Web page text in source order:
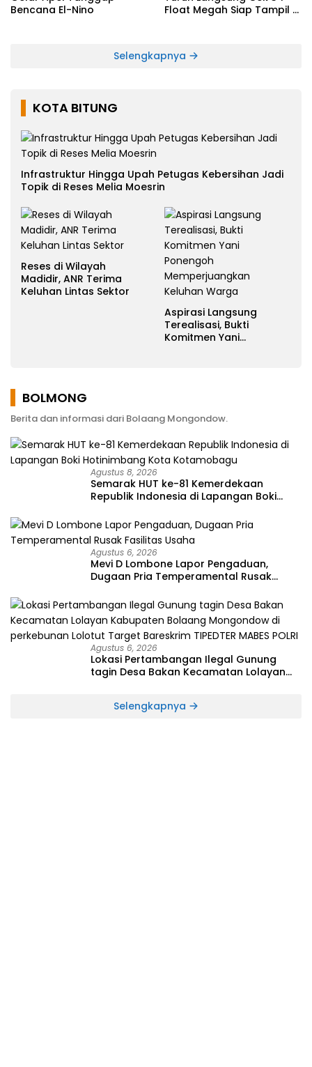
Bencana El-Nino
Float Megah Siap Tampil di
Selengkapnya
KOTA BITUNG
Infrastruktur Hingga Upah Petugas Kebersihan Jadi
Topik di Reses Melia Moesrin
Reses di Wilayah
Madidir, ANR Terima
Keluhan Lintas Sektor
Aspirasi Langsung
Terealisasi, Bukti
Komitmen Yani
BOLMONG
Berita dan informasi dari Bolaang Mongondow.
Agustus 8, 2026
Semarak HUT ke-81 Kemerdekaan
Republik Indonesia di Lapangan Boki
Agustus 6, 2026
Mevi D Lombone Lapor Pengaduan,
Dugaan Pria Temperamental Rusak
Agustus 6, 2026
Lokasi Pertambangan Ilegal Gunung
tagin Desa Bakan Kecamatan Lolayan
TIPEDTER MABES POLRI
Selengkapnya